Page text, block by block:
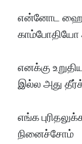
என்னோட
எனக்கு
இல்ல அது
எங்க
நினைச்சோம்